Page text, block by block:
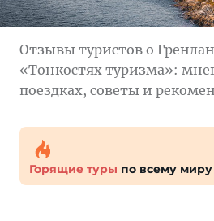
Отзывы туристов о
«Тонкостях туризма»:
поездках, советы и
Горящие туры по всему миру